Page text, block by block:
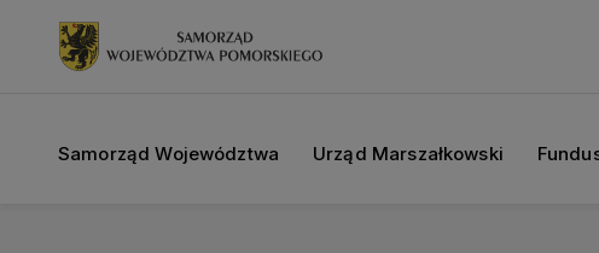
Samorząd Województwa Urząd Marszałkowski